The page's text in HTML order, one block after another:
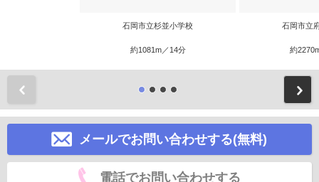
石岡市立杉並小学校
約1081m／14分
石岡市立
約
メールでお問い合わせする(無料)
電話でお問い合わせする